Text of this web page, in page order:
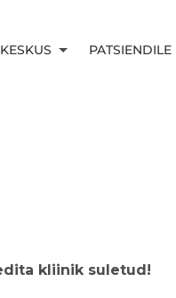
PATSIENDILE
kliinik suletud!